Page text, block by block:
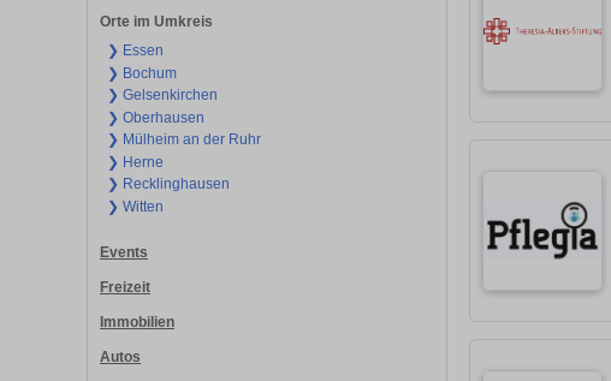
Orte im Umkreis
❯ Essen
❯ Bochum
❯ Gelsenkirchen
❯ Oberhausen
❯ Mülheim an der Ruhr
❯ Herne
❯ Recklinghausen
❯ Witten
Events
Freizeit
Immobilien
Autos